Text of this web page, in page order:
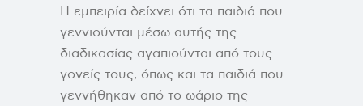
Η εμπειρία δείχνει ότι τα παιδιά που
γεννιούνται μέσω αυτής της
διαδικασίας αγαπιούνται από τους
γονείς τους, όπως και τα παιδιά που
γεννήθηκαν από το ωάριο της